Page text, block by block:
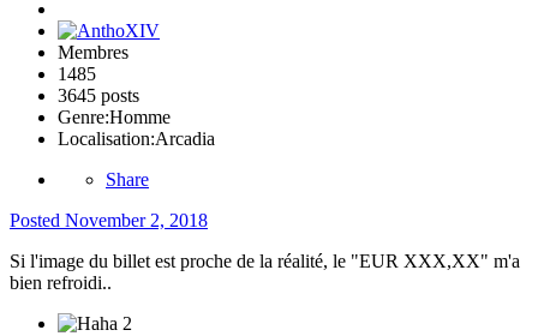
Membres
1485
3645 posts
Genre:Homme
Localisation:Arcadia
Share
Posted November 2, 2018
Si l'image du billet est proche de la réalité, le "EUR XXX,XX" m'a
bien refroidi..
2